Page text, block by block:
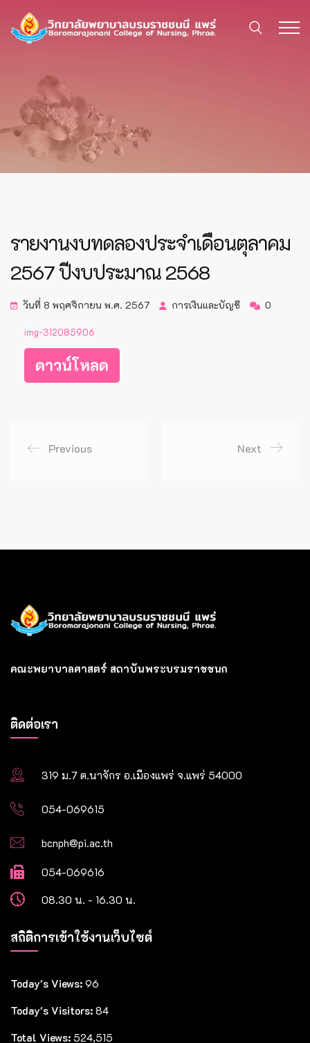
รายงานงบทดลองประจำเดือนตุลาคม
2567 ปีงบประมาณ 2568
วันที่ 8 พฤศจิกายน พ.ศ. 2567 การเงินและบัญชี 0
img-312085906
ดาวน์โหลด
Previous Next
คณะพยาบาลศาสตร์ สถาบันพระบรมราชชนก
ติดต่อเรา
319 ม.7 ต.นาจักร อ.เมืองแพร่ จ.แพร่ 54000
054-069615
bcnph@pi.ac.th
054-069616
08.30 น. - 16.30 น.
สถิติการเข้าใช้งานเว็บไซต์
Today's Views: 96
Today's Visitors: 84
Total Views: 524,515